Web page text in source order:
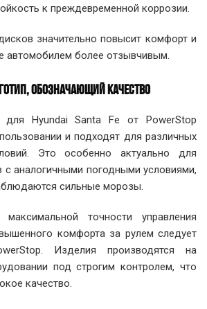
к преждевременной коррозии.
значительно повысит комфорт и
автомобилем более отзывчивым.
ОБОЗНАЧАЮЩИЙ КАЧЕСТВО
Hyundai Santa Fe от PowerStop
и подходят для различных
Это особенно актуально для
аналогичными погодными условиями,
сильные морозы.
точности управления
комфорта за рулем следует
Изделия производятся на
под строгим контролем, что
качество.